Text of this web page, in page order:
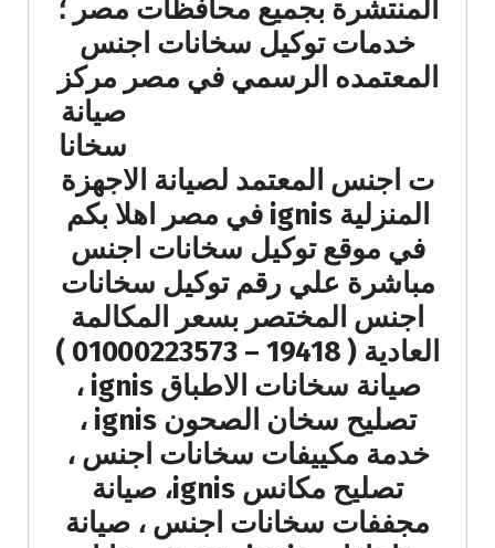
المنتشرة بجميع محافظات مصر ؛
خدمات توكيل سخانات اجنس
المعتمده الرسمي في مصر مركز
صيانة
سخانا
ت اجنس المعتمد لصيانة الاجهزة
المنزلية ignis في مصر اهلا بكم
في موقع توكيل سخانات اجنس
مباشرة علي رقم توكيل سخانات
اجنس المختصر بسعر المكالمة
العادية ( 19418 – 01000223573 )
صيانة سخانات الاطباق ignis ،
تصليح سخان الصحون ignis ،
خدمة مكييفات سخانات اجنس ،
تصليح مكانس ignis، صيانة
مجففات سخانات اجنس ، صيانة